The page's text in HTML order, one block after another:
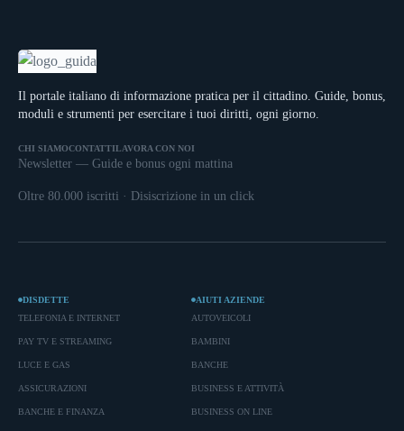
Il portale italiano di informazione pratica per il cittadino. Guide, bonus,
moduli e strumenti per esercitare i tuoi diritti, ogni giorno.
CHI SIAMOCONTATTILAVORA CON NOI
Newsletter — Guide e bonus ogni mattina
Oltre 80.000 iscritti · Disiscrizione in un click
DISDETTE
TELEFONIA E INTERNET
PAY TV E STREAMING
LUCE E GAS
ASSICURAZIONI
BANCHE E FINANZA
AIUTI AZIENDE
AUTOVEICOLI
BAMBINI
BANCHE
BUSINESS E ATTIVITÀ
BUSINESS ON LINE